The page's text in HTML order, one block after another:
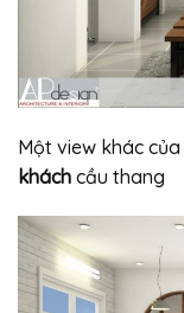
Một view khác của
khách cầu thang